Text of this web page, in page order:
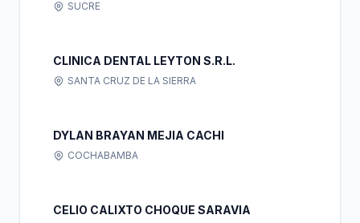
SUCRE
CLINICA DENTAL LEYTON S.R.L.
SANTA CRUZ DE LA SIERRA
DYLAN BRAYAN MEJIA CACHI
COCHABAMBA
CELIO CALIXTO CHOQUE SARAVIA